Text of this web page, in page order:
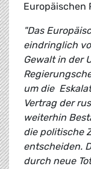
Europäischen
"Das
eindringlich
Gewalt in der
um die
Vertrag der
weiterhin
die politische
entscheiden.
durch neue